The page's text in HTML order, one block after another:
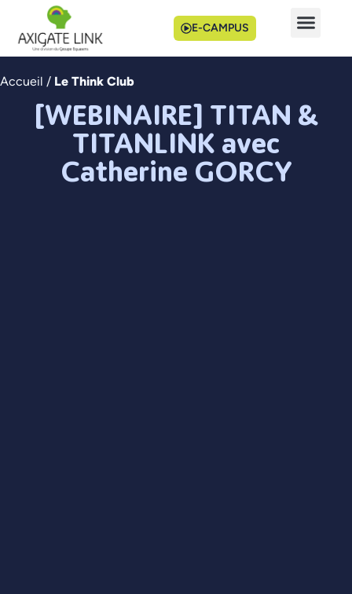
E-CAMPUS
Accueil / Le Think Club
[WEBINAIRE] TITAN &
TITANLINK avec
Catherine GORCY